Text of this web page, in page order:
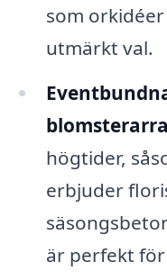
som
utmärkt val.
högtider,
erbjuder
är perfekt